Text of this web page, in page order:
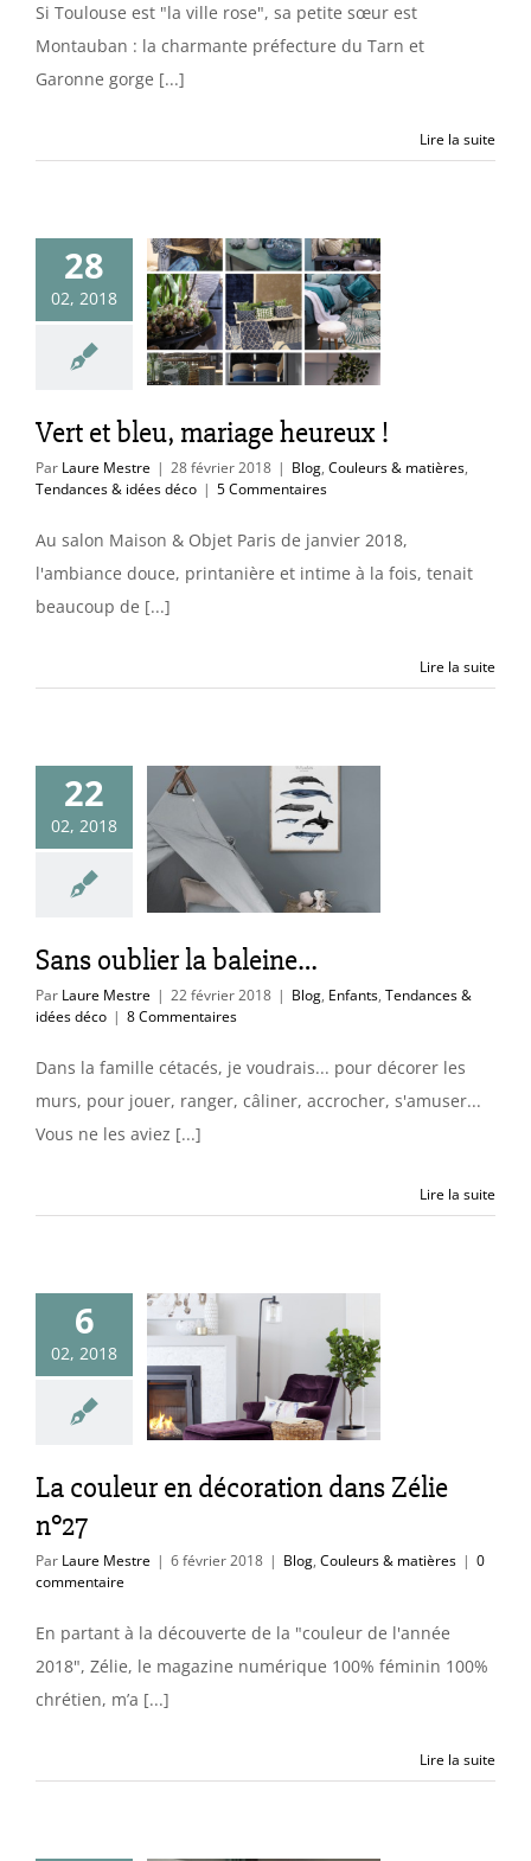
Si Toulouse est "la ville rose", sa petite sœur est
Montauban : la charmante préfecture du Tarn et
Garonne gorge [...]
Lire la suite
28
02, 2018
et bleu,
heureux !
& matières
Vert et bleu, mariage heureux !
Par Laure Mestre | 28 février 2018 | Blog, Couleurs & matières,
Tendances & idées déco | 5 Commentaires
Au salon Maison & Objet Paris de janvier 2018,
l'ambiance douce, printanière et intime à la fois, tenait
beaucoup de [...]
Lire la suite
22
02, 2018
oublier la
Tendances &
Sans oublier la baleine…
Par Laure Mestre | 22 février 2018 | Blog, Enfants, Tendances &
idées déco | 8 Commentaires
Dans la famille cétacés, je voudrais... pour décorer les
murs, pour jouer, ranger, câliner, accrocher, s'amuser...
Vous ne les aviez [...]
Lire la suite
6
02, 2018
en
dans
n°27
La couleur en décoration dans Zélie
n°27
Par Laure Mestre | 6 février 2018 | Blog, Couleurs & matières | 0
commentaire
En partant à la découverte de la "couleur de l'année
2018", Zélie, le magazine numérique 100% féminin 100%
chrétien, m’a [...]
Lire la suite